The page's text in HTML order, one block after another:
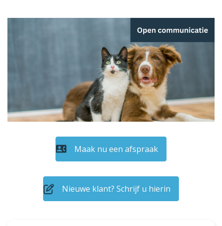
Maak nu een afspraak
Nieuwe klant? Schrijf u hierin